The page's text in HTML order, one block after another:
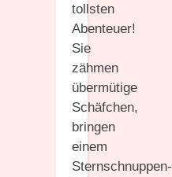
tollsten
Abenteuer!
Sie
zähmen
übermütige
Schäfchen,
bringen
einem
Sternschnuppen-